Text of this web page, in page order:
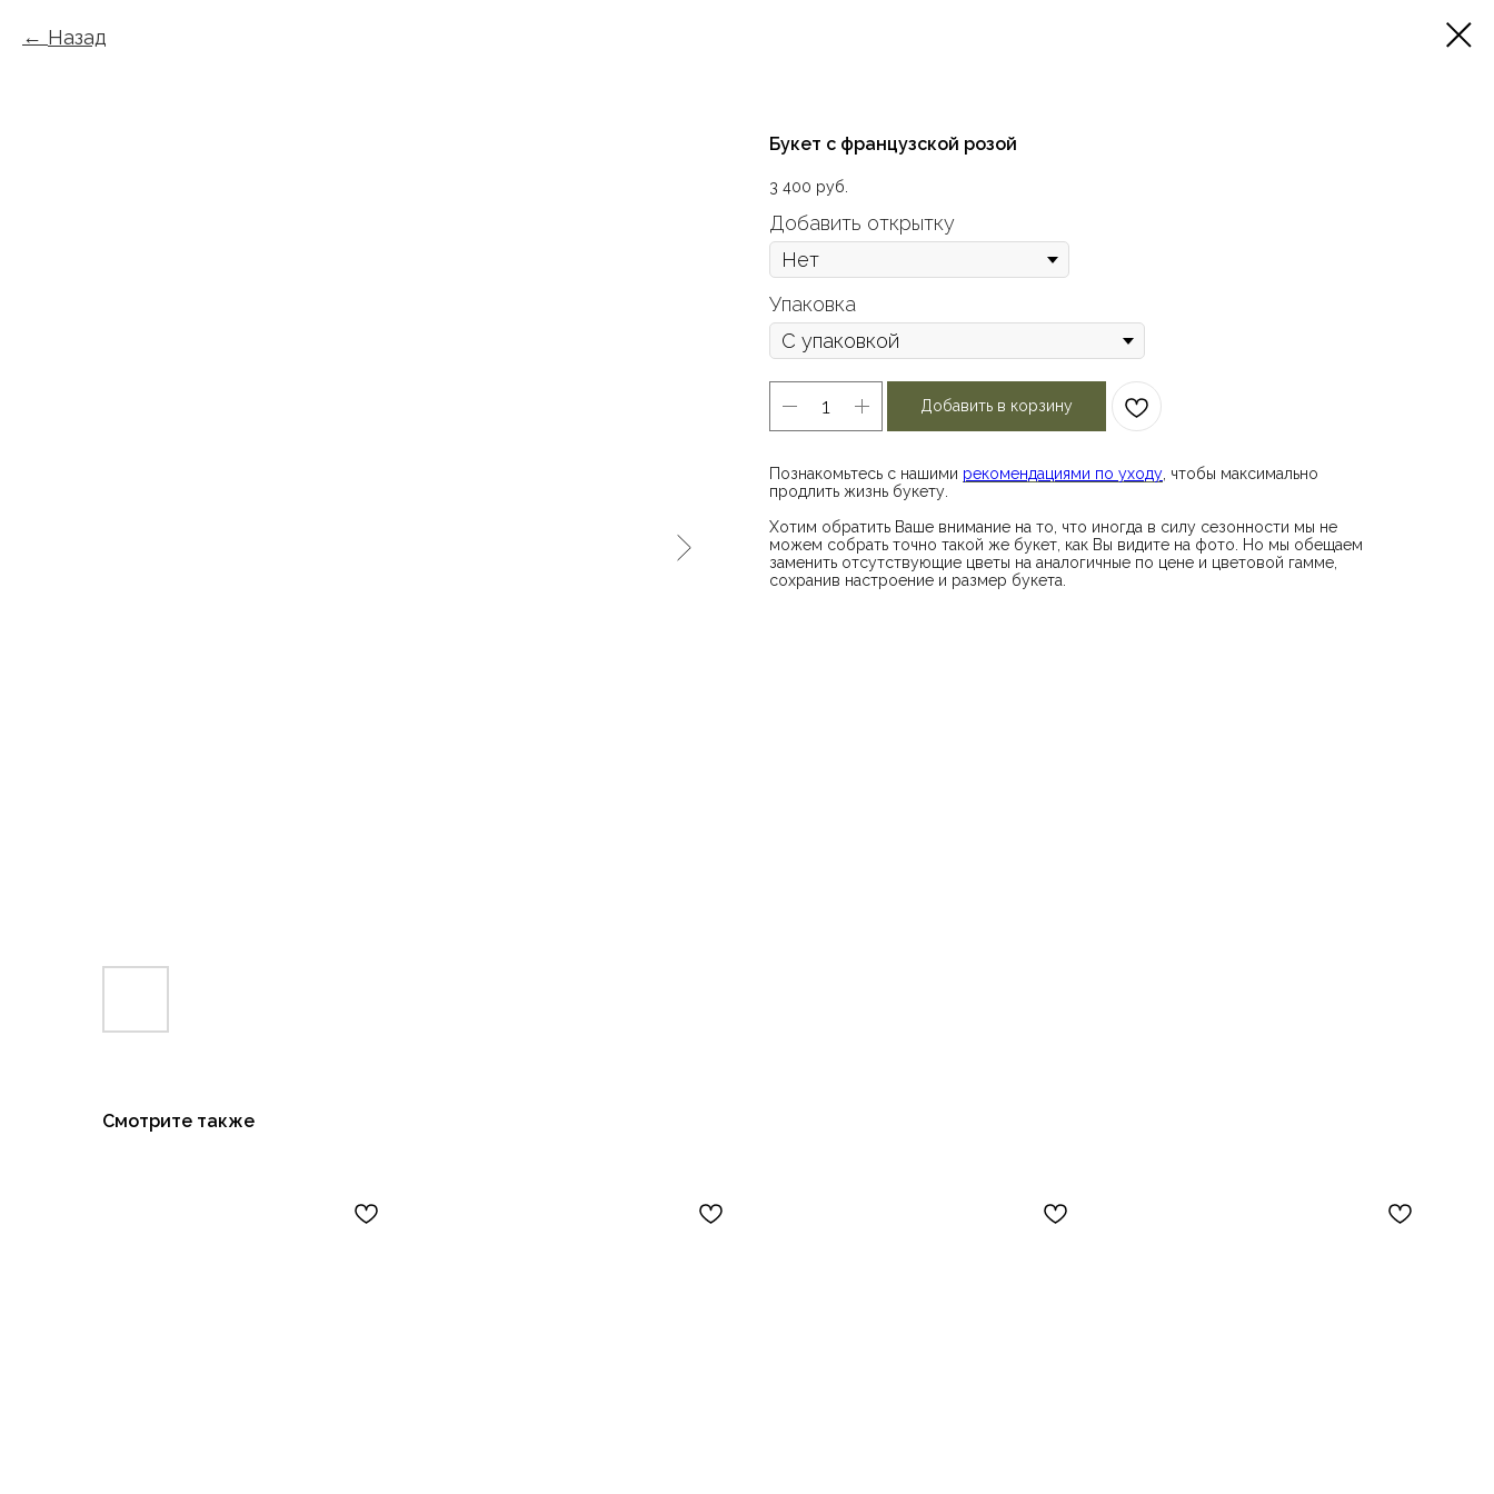
Назад
Букет с французской розой
3 400 руб.
Добавить открытку
Упаковка
Добавить в корзину
Познакомьтесь с нашими рекомендациями по уходу , чтобы максимально
продлить жизнь букету.
Хотим обратить Ваше внимание на то, что иногда в силу сезонности мы не
можем собрать точно такой же букет, как Вы видите на фото. Но мы обещаем
заменить отсутствующие цветы на аналогичные по цене и цветовой гамме,
сохранив настроение и размер букета.
Смотрите также